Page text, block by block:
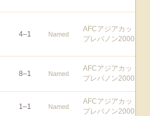
4–1 Named
AFCアジアカッ
プレバノン2000
8–1 Named
AFCアジアカッ
プレバノン2000
1–1 Named
AFCアジアカッ
プレバノン2000